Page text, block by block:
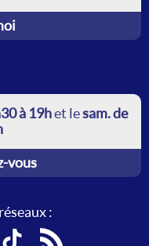
à 19het lesam. de
vous
:
TikTokRSS